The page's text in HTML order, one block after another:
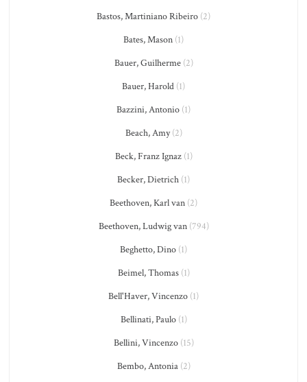
Bastos, Martiniano Ribeiro (2)
Bates, Mason (1)
Bauer, Guilherme(2)
Bauer, Harold (1)
Bazzini, Antonio (1)
Beach, Amy(2)
Beck, Franz Ignaz(1)
Becker, Dietrich (1)
Beethoven, Karl van (2)
Beethoven, Ludwig van(794)
Beghetto, Dino (1)
Beimel, Thomas(1)
Bell'Haver, Vincenzo (1)
Bellinati, Paulo(1)
Bellini, Vincenzo(15)
Bembo, Antonia(2)